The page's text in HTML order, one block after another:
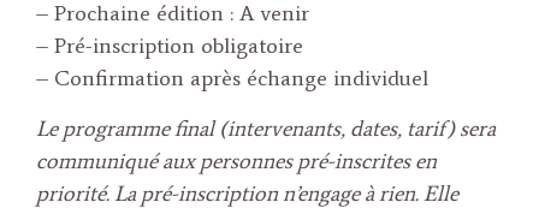
– Prochaine édition : A venir
– Pré-inscription obligatoire
– Confirmation après échange individuel
Le programme final (intervenants, dates, tarif) sera
communiqué aux personnes pré-inscrites en
priorité. La pré-inscription n’engage à rien. Elle